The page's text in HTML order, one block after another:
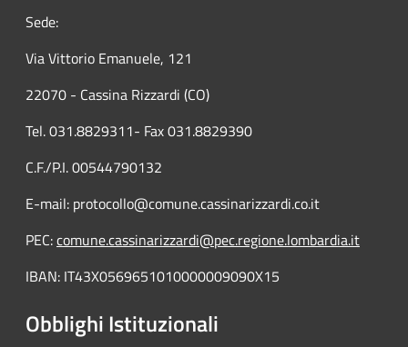
Sede:
Via Vittorio Emanuele, 121
22070 - Cassina Rizzardi (CO)
Tel. 031.8829311- Fax 031.8829390
C.F./P.I. 00544790132
E-mail: protocollo@comune.cassinarizzardi.co.it
PEC:comune.cassinarizzardi@pec.regione.lombardia.it
IBAN: IT43X0569651010000009090X15
Obblighi Istituzionali